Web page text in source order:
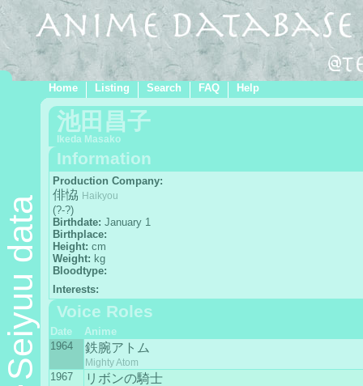
Home Listing Search FAQ Help
Seiyuu data
池田昌子
Ikeda Masako
Information
Production Company:
俳恊 Haikyou
(?-?)
Birthdate: January 1
Birthplace:
Height: cm
Weight: kg
Bloodtype:
Interests:
Voice Roles
Date
Anime
1964
鉄腕アトム
Mighty Atom
1967 リボンの騎士